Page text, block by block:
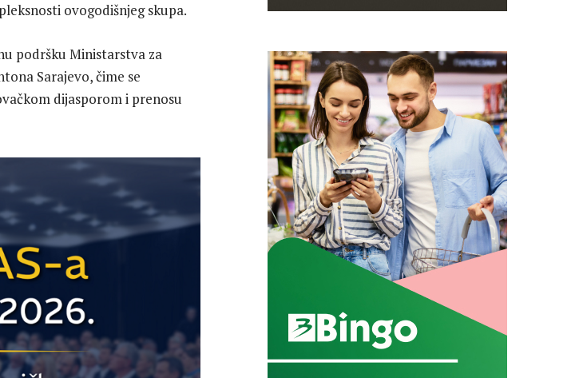
ovogodišnjeg skupa.
podršku Ministarstva za
Sarajevo, čime se
dijasporom i prenosu